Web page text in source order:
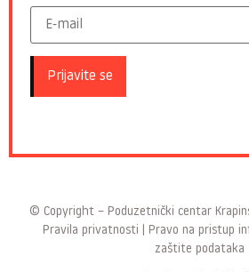
© Copyright – Poduzetnički centar
Pravila privatnosti
Pravo na pristup
zaštite podataka